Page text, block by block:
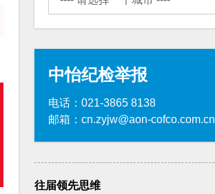
中怡纪检举报
电话：021-3865 8138
邮箱：cn.zyjw@aon-cofco.com.cn
往届领先思维